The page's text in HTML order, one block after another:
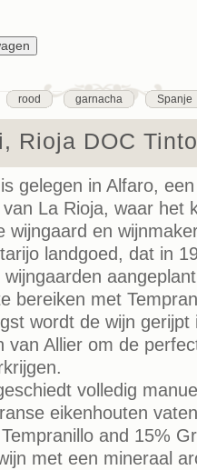
rood garnacha Spanje
Rioja DOC
gelegen in Alfaro,
La Rioja, waar het
wijngaard en
landgoed, dat in
bereiken met
wordt de wijn gerijpt
van Allier om de
volledig
eikenhouten
and 15%
met een mineraal